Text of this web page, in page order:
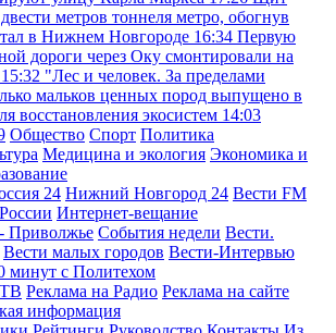
метров тоннеля метро, обогнув
в Нижнем Новгороде 16:34 Первую
дороги через Оку смонтировали на
15:32 "Лес и человек. За пределами
мальков ценных пород выпущено в
восстановления экосистем 14:03
Общество Спорт Политика
Медицина и экология Экономика и
24 Нижний Новгород 24 Вести FM
Интернет-вещание
Приволжье События недели Вести.
Вести малых городов Вести-Интервью
минут с Политехом
ТВ Реклама на Радио Реклама на сайте
информация